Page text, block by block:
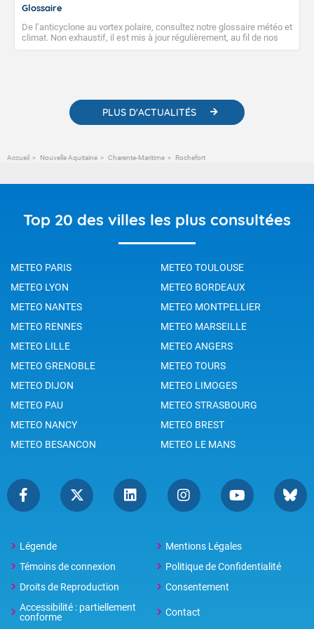
Glossaire
De l’anticyclone au vortex polaire, consultez notre glossaire météo et
climat. Non exhaustif, il est mis à jour régulièrement, au fil de nos
publications. Vous y trouverez également des liens utiles vers nos
PLUS D'ACTUALITÉS
Accueil Nouvelle Aquitaine Charente-Maritime Rochefort
Top 20 des villes les plus consultées
METEO PARIS
METEO TOULOUSE
METEO LYON
METEO BORDEAUX
METEO NANTES
METEO MONTPELLIER
METEO RENNES
METEO MARSEILLE
METEO LILLE
METEO ANGERS
METEO GRENOBLE
METEO TOURS
METEO DIJON
METEO LIMOGES
METEO PAU
METEO STRASBOURG
METEO NANCY
METEO BREST
METEO BESANCON
METEO LE MANS
Légende
Mentions Légales
Témoins de connexion
Politique de Confidentialité
Droits de Reproduction
Consentement
Accessibilité : partiellement
conforme
Contact